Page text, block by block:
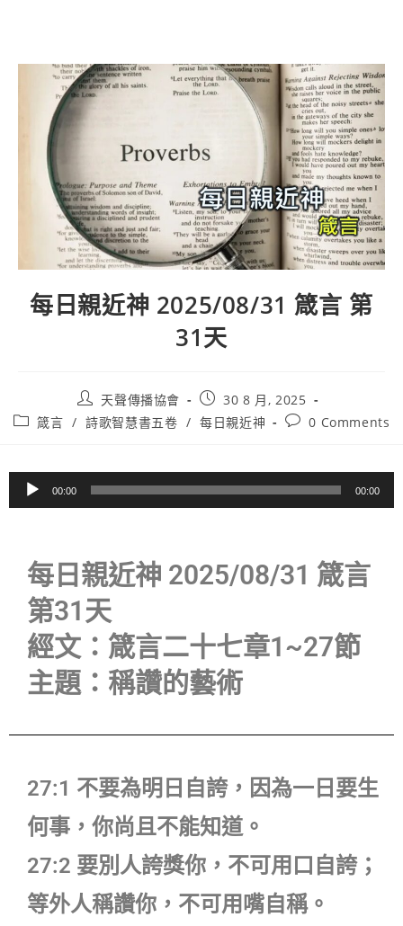
每日親近神 2025/08/31 箴言 第
31天
天聲傳播協會
30 8 月, 2025
箴言 / 詩歌智慧書五卷 / 每日親近神 0 Comments
訊
00:00 00:00
每日親近神 2025/08/31 箴言
第31天
經文：箴言二十七章1~27節
主題：稱讚的藝術
27:1 不要為明日自誇，因為一日要生
何事，你尚且不能知道。
27:2 要別人誇獎你，不可用口自誇；
等外人稱讚你，不可用嘴自稱。